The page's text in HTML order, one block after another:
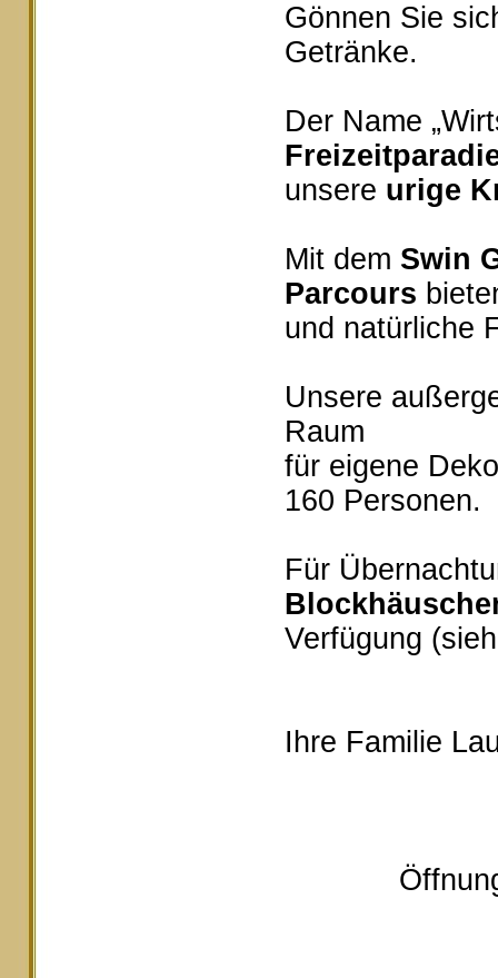
Gönnen Sie
Getränke.
Der Name
unsere urige
Mit dem Swin
Parcours
und natürliche
Unsere
Raum
für eigene
160 Personen.
Für
Verfügung
Ihre Familie